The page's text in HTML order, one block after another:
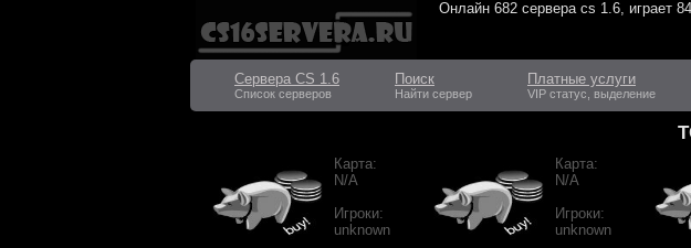
Онлайн 682 сервера cs 1.6, играет
Сервера CS 1.6
Список серверов
Поиск
Найти сервер
Платные услуги
VIP статус, выделение
Карта:
N/A
Игроки:
unknown
Карта:
N/A
Игроки:
unknown